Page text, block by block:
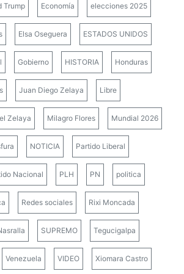
Trump Economía elecciones 2025
Elsa Oseguera ESTADOS UNIDOS
Gobierno HISTORIA Honduras
Juan Diego Zelaya Libre
Zelaya Milagro Flores Mundial 2026
NOTICIA Partido Liberal
Nacional PLH PN politica
Redes sociales Rixi Moncada
SUPREMO Tegucigalpa
Venezuela VIDEO Xiomara Castro